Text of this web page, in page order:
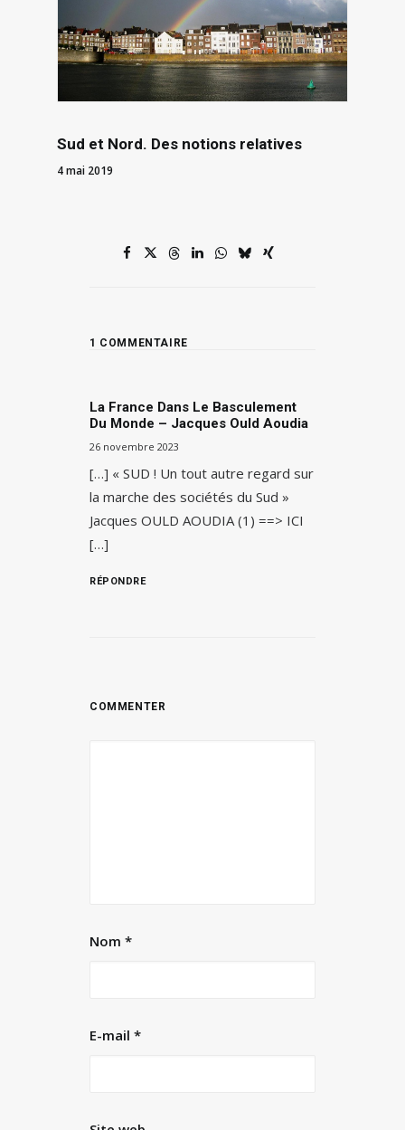
Sud et Nord . Des notions relatives
4 mai 2019
1 COMMENTAIRE
La France Dans Le Basculement
Du Monde – Jacques Ould Aoudia
26 novembre 2023
[…] « SUD ! Un tout autre regard sur
la marche des sociétés du Sud »
Jacques OULD AOUDIA (1) ==> ICI
[…]
RÉPONDRE
Nom *
E-mail *